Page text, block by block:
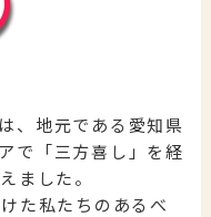
、地元である愛知県
で「三方喜し」を経
ました。
た私たちのあるべ